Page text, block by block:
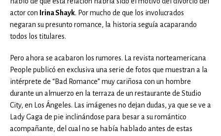
actor con Irina Shayk. Por mucho de que los involucrados
negaran su presunto romance, la historia seguía acaparando
todos los titulares.
Pero ahora se acabaron los rumores. La revista norteamericana
People publicó en exclusiva una serie de fotos que muestran a la
intérprete de “Bad Romance” muy cariñosa con un hombre
durante un almuerzo en la terraza de un restaurante de Studio
City, en Los Ángeles. Las imágenes no dejan dudas, ya que se ve a
Lady Gaga de pie inclinándose para besar a su romántico
acompañante, del cual no se había hablado antes de estas